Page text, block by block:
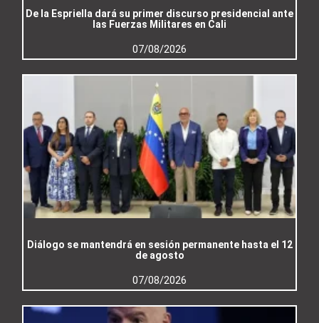
De la Espriella dará su primer discurso presidencial ante
las Fuerzas Militares en Cali
07/08/2026
Diálogo se mantendrá en sesión permanente hasta el 12
de agosto
07/08/2026